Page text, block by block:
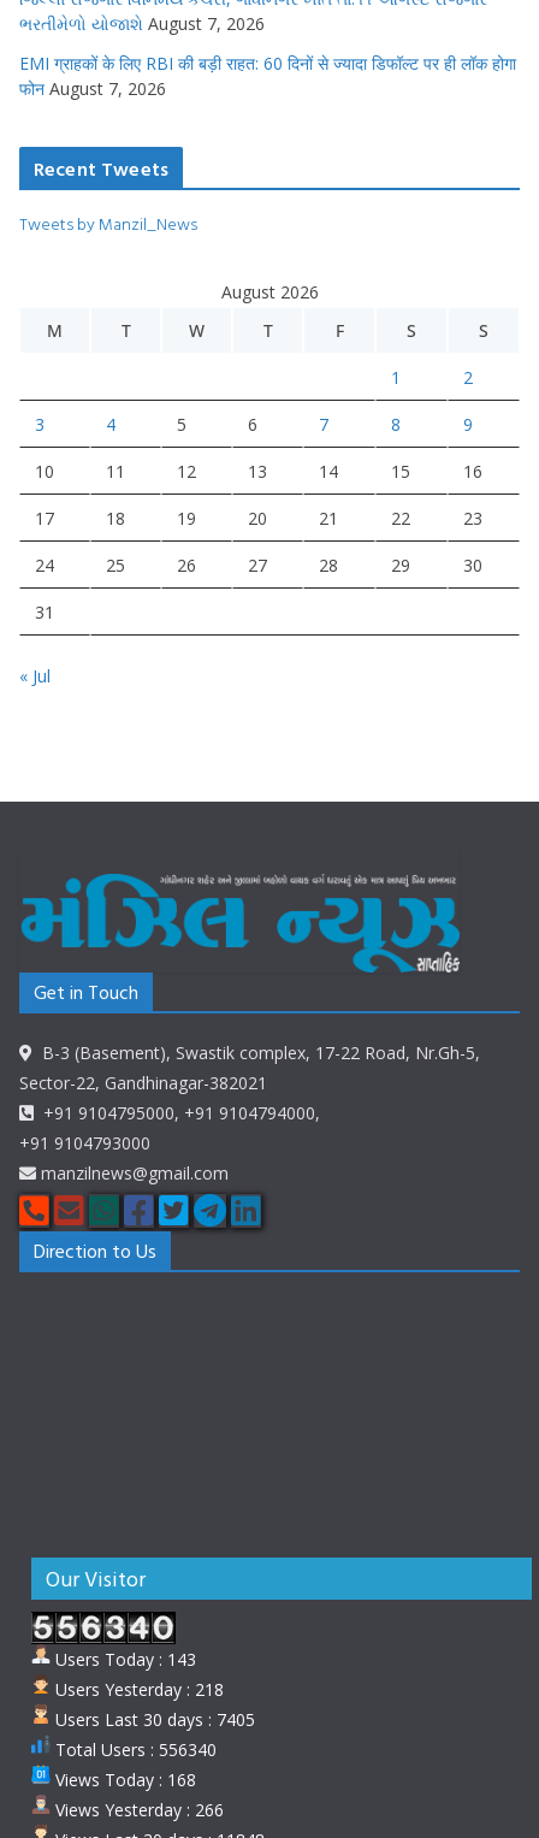
ભરતીમેળો યોજાશે August 7, 2026
EMI ग्राहकों के लिए RBI की बड़ी राहत: 60 दिनों से ज्यादा डिफॉल्ट पर ही लॉक होगा
फोन August 7, 2026
Recent Tweets
Tweets by Manzil_News
August 2026
M
T W T F S S
1 2
3 4 5 6 7 8 9
10 11 12 13 14 15 16
17 18 19 20 21 22 23
24 25 26 27 28 29 30
31
« Jul
Get in Touch
B-3 (Basement), Swastik complex, 17-22 Road, Nr.Gh-5,
Sector-22, Gandhinagar-382021
+91 9104795000, +91 9104794000,
+91 9104793000
manzilnews@gmail.com
Direction to Us
Our Visitor
Users Today : 143
Users Yesterday : 218
Users Last 30 days : 7405
Total Users : 556340
Views Today : 168
Views Yesterday : 266